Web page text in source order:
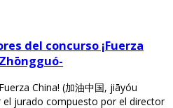
del concurso ¡Fuerza
China! (加油中国, jiāyóu
jurado compuesto por el director